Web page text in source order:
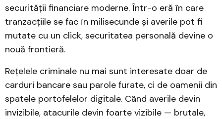
securității financiare moderne. Într-o eră în care
tranzacțiile se fac în milisecunde și averile pot fi
mutate cu un click, securitatea personală devine o
nouă frontieră.
Rețelele criminale nu mai sunt interesate doar de
carduri bancare sau parole furate, ci de oamenii din
spatele portofelelor digitale. Când averile devin
invizibile, atacurile devin foarte vizibile — brutale,